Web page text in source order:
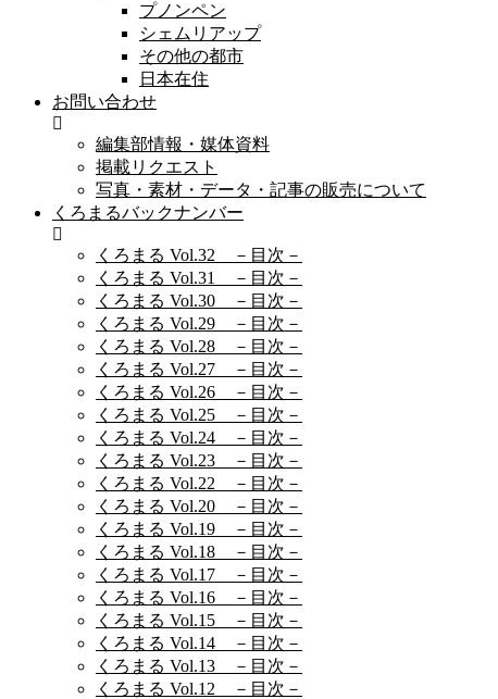
プノンペン
シェムリアップ
その他の都市
日本在住
お問い合わせ
編集部情報・媒体資料
掲載リクエスト
写真・素材・データ・記事の販売について
くろまるバックナンバー
くろまる Vol.32 －目次－
くろまる Vol.31 －目次－
くろまる Vol.30 －目次－
くろまる Vol.29 －目次－
くろまる Vol.28 －目次－
くろまる Vol.27 －目次－
くろまる Vol.26 －目次－
くろまる Vol.25 －目次－
くろまる Vol.24 －目次－
くろまる Vol.23 －目次－
くろまる Vol.22 －目次－
くろまる Vol.20 －目次－
くろまる Vol.19 －目次－
くろまる Vol.18 －目次－
くろまる Vol.17 －目次－
くろまる Vol.16 －目次－
くろまる Vol.15 －目次－
くろまる Vol.14 －目次－
くろまる Vol.13 －目次－
くろまる Vol.12 －目次－